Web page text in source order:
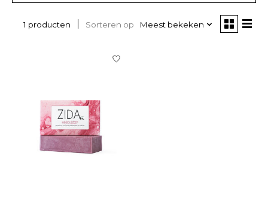
1 producten Sorteren op Meest bekeken